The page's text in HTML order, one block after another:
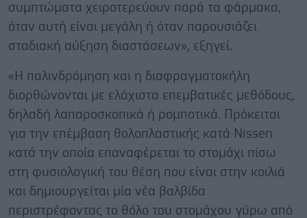
συμπτώματα χειροτερεύουν παρά τα φάρμακα,
όταν αυτή είναι μεγάλη ή όταν παρουσιάζει
σταδιακή αύξηση διαστάσεων», εξηγεί.
«Η παλινδρόμηση και η διαφραγματοκήλη
διορθώνονται με ελάχιστα επεμβατικές μεθόδους,
δηλαδή λαπαροσκοπικά ή ρομποτικά. Πρόκειται
για την επέμβαση θολοπλαστικής κατά Nissen
κατά την οποία επαναφέρεται το στομάχι πίσω
στη φυσιολογική του θέση που είναι στην κοιλιά
και δημιουργείται μία νέα βαλβίδα
περιστρέφοντας το θόλο του στομάχου γύρω από